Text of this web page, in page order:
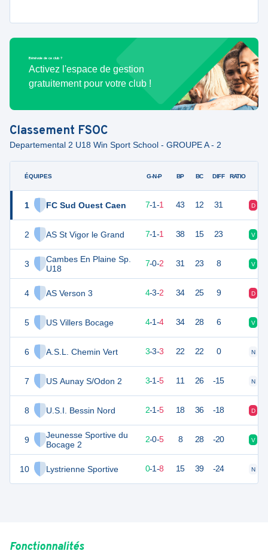
Bénévole de ce club ?
Activez l'espace de gestion
gratuitement pour votre club !
Classement FSOC
Departemental 2 U18 Win Sport School - GROUPE A - 2
ÉQUIPES
1 FC Sud Ouest Caen
2 AS St Vigor le Grand
3
Cambes En Plaine Sp.
U18
4 AS Verson 3
5 US Villers Bocage
6 A.S.L. Chemin Vert
7 US Aunay S/Odon 2
8 U.S.I. Bessin Nord
9
Jeunesse Sportive du
Bocage 2
10 Lystrienne Sportive
G-N-P BP BC DIFF RATIO
22 7-1-1 43 12 31 D
22 7-1-1 38 15 23 V
21 9 7-0-2 31 23 8 V
4-3-2 34 25 9 D
12 4-1-4 34 28 6 V
12 3-3-3 22 22 0 N
10 3-1-5 11 26 -15 N
6 2-1-5 18 36 -18 D
4 9 2-0-5 8 28 -20 V
1 0-1-8 15 39 -24 N
Fonctionnalités